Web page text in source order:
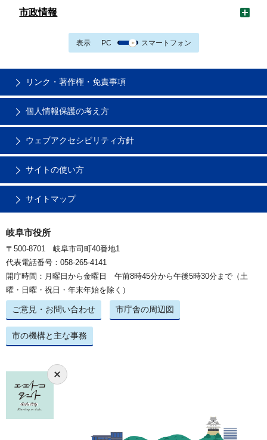
市政情報
表示 PC スマートフォン
リンク・著作権・免責事項
個人情報保護の考え方
ウェブアクセシビリティ方針
サイトの使い方
サイトマップ
岐阜市役所
〒500-8701 岐阜市司町40番地1
代表電話番号：058-265-4141
開庁時間：月曜日から金曜日 午前8時45分から午後5時30分まで（土
曜・日曜・祝日・年末年始を除く）
ご意見・お問い合わせ 市庁舎の周辺図
市の機構と主な事務